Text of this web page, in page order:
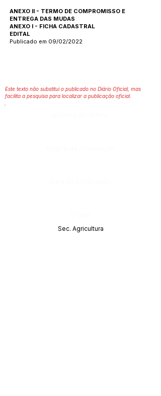
ANEXO II - TERMO DE COMPROMISSO E
ENTREGA DAS MUDAS
ANEXO I - FICHA CADASTRAL
EDITAL
Publicado em 09/02/2022
Este texto não substitui o publicado no Diário Oficial, mas
facilita a pesquisa para localizar a publicação oficial.
Sec. Agricultura